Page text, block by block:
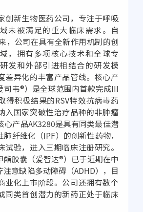
创新生物医药公司，专注于呼吸
未被满足的重大临床需求。自
，公司在具有全新作用机制的创
，拥有多项核心技术和全球专
发和外部引进相结合的研发模
差异化的丰富产品管线。核心产
司韦®）是全球范围内首款完成III
得积极结果的RSV特效抗病毒药
入国家突破性治疗品种的非肿瘤
心产品AK3280是具有同类最佳潜
纤维化（IPF）的创新性药物，
试验，进入三期临床注册研究。
酯胶囊（爱智达®）已于近期在中
注意缺陷多动障碍（ADHD），目
业化上市阶段。公司还拥有数个
同类首创潜力的新药正处于临床